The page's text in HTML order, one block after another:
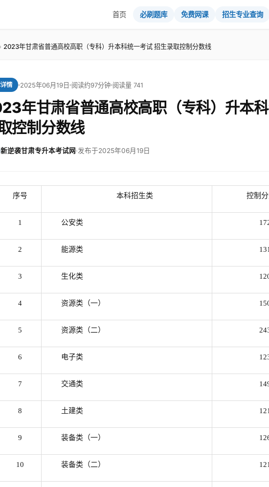
首页 必刷题库 免费网课 招生专业查询
2023年甘肃省普通高校高职（专科）升本科统一考试 招生录取控制分数线
情 2025年06月19日 阅读约97分钟 阅读量 741
年甘肃省普通高校高职（专科）升本
控制分数线
新逆袭甘肃专升本考试网·发布于2025年06月19日
序号 本科招生类 控制
1 公安类
2 能源类 131
3 生化类
4 资源类（一）
5 资源类（二）
6 电子类
7 交通类
8 土建类 121
9 装备类（一）
10 装备类（二） 121